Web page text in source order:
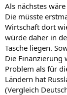
Als nächstes
Die müsste
Wirtschaft dort
würde daher in
Tasche liegen.
Die Finanzierung
Problem als für
Ländern hat
(Vergleich